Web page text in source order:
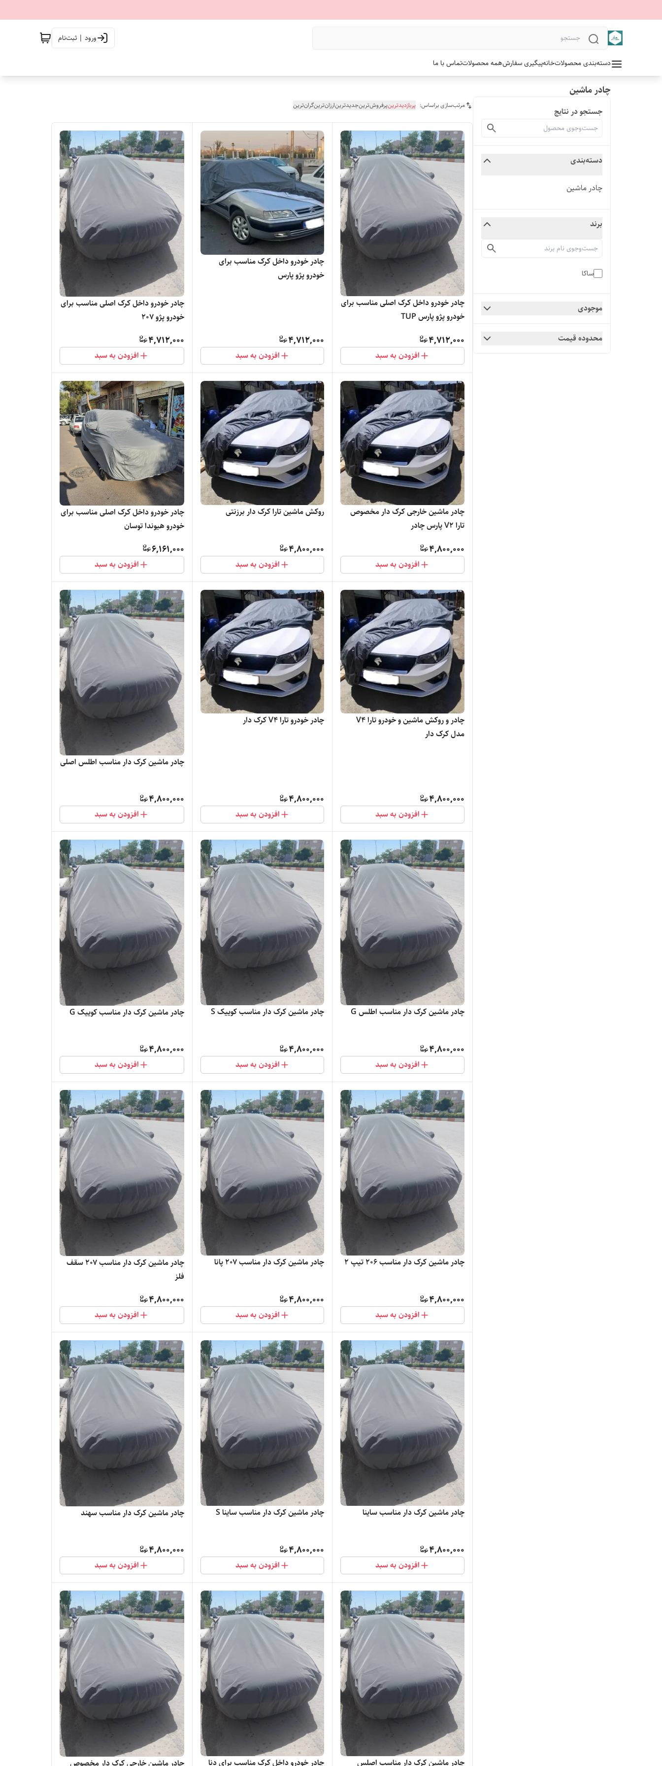
ورود | ثبت‌نام
دسته‌بندی محصولاتخانهپیگیری سفارشهمه محصولاتتماس با ما
چادر ماشین
جستجو در نتایج
دسته‌بندی
چادر ماشین
برند
ساکا
موجودی
محدوده قیمت
مرتب‌سازی براساس: پربازدیدترینپرفروش‌ترینجدیدترینارزان‌ترینگران‌ترین
چادر خودرو داخل کرک اصلی مناسب برای
خودرو پژو پارس TUP
4,712,000
افزودن به سبد
چادر خودرو داخل کرک مناسب برای
خودرو پژو پارس
4,712,000
افزودن به سبد
چادر خودرو داخل کرک اصلی مناسب برای
خودرو پژو 207
4,712,000
افزودن به سبد
چادر ماشین خارجی کرک دار مخصوص
تارا V2 پارس چادر
4,800,000
افزودن به سبد
روکش ماشین تارا کرک دار برزنتی
4,800,000
افزودن به سبد
چادر خودرو داخل کرک اصلی مناسب برای
خودرو هیوندا توسان
6,161,000
افزودن به سبد
چادر و روکش ماشین و خودرو تارا V4
مدل کرک دار
4,800,000
افزودن به سبد
چادر خودرو تارا V4 کرک دار
4,800,000
افزودن به سبد
چادر ماشین کرک دار مناسب اطلس اصلی
4,800,000
افزودن به سبد
چادر ماشین کرک دار مناسب اطلس G
4,800,000
افزودن به سبد
چادر ماشین کرک دار مناسب کوییک S
4,800,000
افزودن به سبد
چادر ماشین کرک دار مناسب کوییک G
4,800,000
افزودن به سبد
چادر ماشین کرک دار مناسب 206 تیپ ۲
4,800,000
افزودن به سبد
چادر ماشین کرک دار مناسب 2۰۷ پانا
4,800,000
افزودن به سبد
چادر ماشین کرک دار مناسب 2۰۷ سقف
فلز
4,800,000
افزودن به سبد
چادر ماشین کرک دار مناسب ساینا
4,800,000
افزودن به سبد
چادر ماشین کرک دار مناسب ساینا S
4,800,000
افزودن به سبد
چادر ماشین کرک دار مناسب سهند
4,800,000
افزودن به سبد
چادر ماشین کرک دار مناسب اصلس چادر خودرو داخل کرک مناسب برای دنا چادر ماشین خارجی کرک دار مخصوص